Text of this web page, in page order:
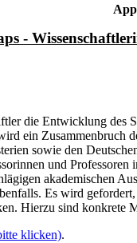
-
die Entwicklung
ein
sowie den
und
akademischen
Es wird
Hierzu sind konkrete
klicken).